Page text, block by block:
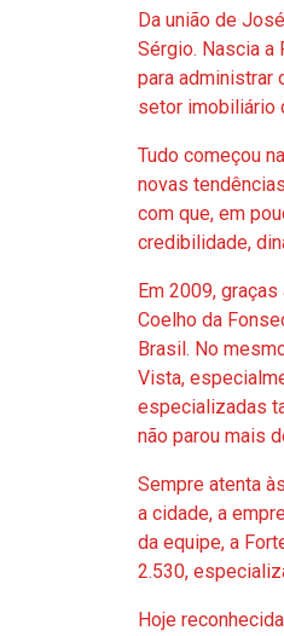
Da união de
Sérgio. Nascia a
para administrar
setor imobiliário
Tudo começou
novas
com que, em
credibilidade,
Em 2009,
Coelho da
Brasil. No
Vista,
especializadas
não parou mais
Sempre atenta
a cidade, a
da equipe, a
2.530,
Hoje